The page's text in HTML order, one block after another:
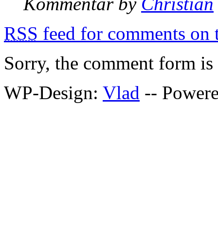
RSS feed for comments on
Sorry, the comment form
WP-Design: Vlad --